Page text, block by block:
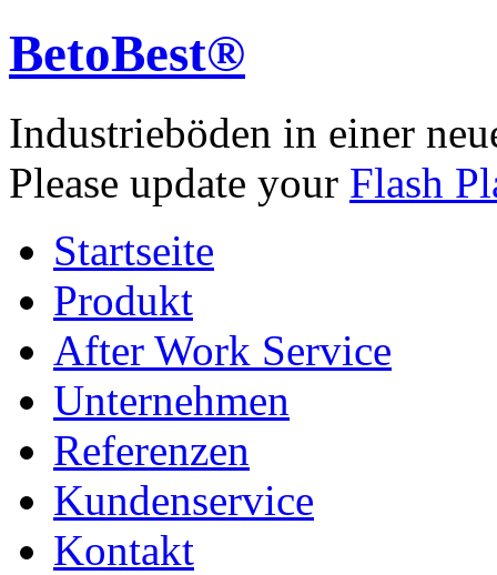
BetoBest®
Industrieböden in einer
Please update your Flash
Startseite
Produkt
After Work Service
Unternehmen
Referenzen
Kundenservice
Kontakt